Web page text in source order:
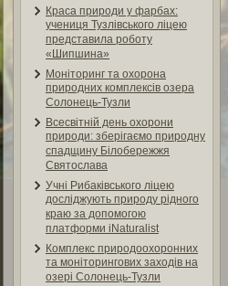
Краса природи у фарбах:
учениця Тузлівського ліцею
представила роботу
«Шипшина»
Моніторинг та охорона
природних комплексів озера
Солонець-Тузли
Всесвітній день охорони
природи: зберігаємо природну
спадщину Білобережжя
Святослава
Учні Рибаківського ліцею
досліджують природу рідного
краю за допомогою
платформи iNaturalist
Комплекс природоохоронних
та моніторингових заходів на
озері Солонець-Тузли